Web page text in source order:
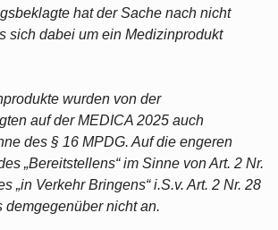
hat der Sache nach nicht
sich dabei um ein Medizinprodukt
wurden von der
auf der MEDICA 2025 auch
des § 16 MPDG. Auf die engeren
„Bereitstellens“ im Sinne von Art. 2 Nr.
„in Verkehr Bringens“ i.S.v. Art. 2 Nr. 28
demgegenüber nicht an.